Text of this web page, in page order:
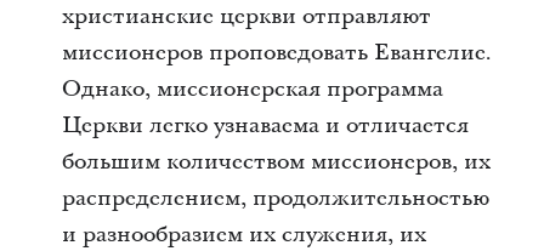
христианские церкви отправляют
миссионеров проповедовать Евангелие.
Однако, миссионерская программа
Церкви легко узнаваема и отличается
большим количеством миссионеров, их
распределением, продолжительностью
и разнообразием их служения, их